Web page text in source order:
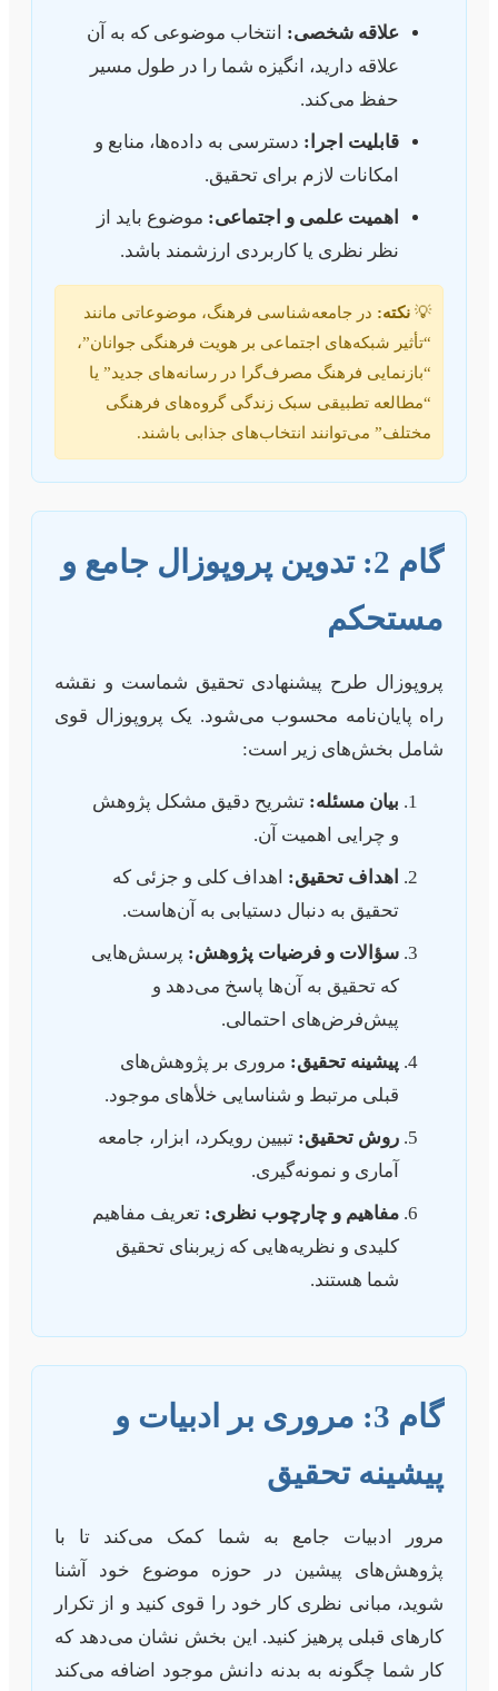
علاقه شخصی: انتخاب موضوعی که به آن
علاقه دارید، انگیزه شما را در طول مسیر
حفظ می‌کند.
قابلیت اجرا: دسترسی به داده‌ها، منابع و
امکانات لازم برای تحقیق.
اهمیت علمی و اجتماعی: موضوع باید از
نظر نظری یا کاربردی ارزشمند باشد.
💡 نکته: در جامعه‌شناسی فرهنگ، موضوعاتی مانند
“تأثیر شبکه‌های اجتماعی بر هویت فرهنگی جوانان”،
“بازنمایی فرهنگ مصرف‌گرا در رسانه‌های جدید” یا
“مطالعه تطبیقی سبک زندگی گروه‌های فرهنگی
مختلف” می‌توانند انتخاب‌های جذابی باشند.
گام 2: تدوین پروپوزال جامع و
مستحکم
پروپوزال طرح پیشنهادی تحقیق شماست و نقشه
راه پایان‌نامه محسوب می‌شود. یک پروپوزال قوی
شامل بخش‌های زیر است:
بیان مسئله: تشریح دقیق مشکل پژوهش
و چرایی اهمیت آن.
اهداف تحقیق: اهداف کلی و جزئی که
تحقیق به دنبال دستیابی به آن‌هاست.
سؤالات و فرضیات پژوهش: پرسش‌هایی
که تحقیق به آن‌ها پاسخ می‌دهد و
پیش‌فرض‌های احتمالی.
پیشینه تحقیق: مروری بر پژوهش‌های
قبلی مرتبط و شناسایی خلأهای موجود.
روش تحقیق: تبیین رویکرد، ابزار، جامعه
آماری و نمونه‌گیری.
مفاهیم و چارچوب نظری: تعریف مفاهیم
کلیدی و نظریه‌هایی که زیربنای تحقیق
شما هستند.
گام 3: مروری بر ادبیات و
پیشینه تحقیق
مرور ادبیات جامع به شما کمک می‌کند تا با
پژوهش‌های پیشین در حوزه موضوع خود آشنا
شوید، مبانی نظری کار خود را قوی کنید و از تکرار
کارهای قبلی پرهیز کنید. این بخش نشان می‌دهد که
کار شما چگونه به بدنه دانش موجود اضافه می‌کند